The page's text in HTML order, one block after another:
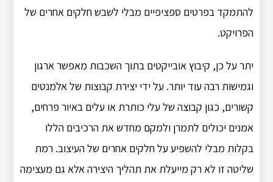
להתמקד בפרטים ספציפיים מבלי לשבש חלקים אחרים של
הפרויקט.
יתר על כן, קיבוץ אובייקטים בתוך השכבות מאפשר ארגון
וגמישות רבה עוד יותר. על ידי יצירת קבוצות של אלמנטים
קשורים, כגון קבוצה של עלי כותרת או עלים באיור פרחים,
אמנים יכולים לתמרן ולמקם מחדש את הרכיבים הללו
בקלות מבלי להשפיע על חלקים אחרים של העיצוב. רמת
שליטה זו לא רק מייעלת את תהליך היצירה אלא גם מעצימה